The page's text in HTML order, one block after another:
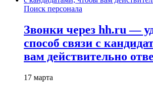
Поиск персонала
Звонки через hh.ru —
способ связи с
вам действительно
17 марта